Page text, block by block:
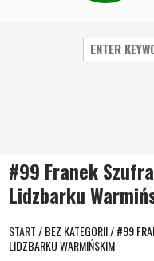
#99 Franek
Lidzbarku
START/BEZ KATEGORII/#99
LIDZBARKU WARMIŃSKIM